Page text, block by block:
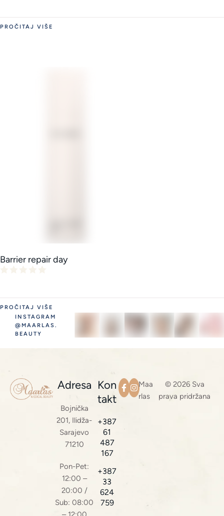
PROČITAJ VIŠE
Barrier repair day
PROČITAJ VIŠE
INSTAGRAM
@MAARLAS.
BEAUTY
Adresa
Bojnička
201, Ilidža-
Sarajevo
71210
Pon-Pet:
12:00 –
20:00 /
Sub: 08:00
Kon
takt
+387
61
487
167
+387
33
624
759
Maa
rlas
© 2026 Sva
prava pridržana